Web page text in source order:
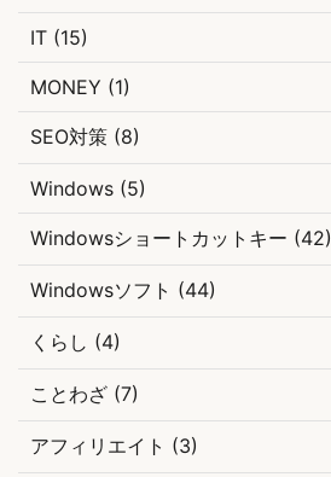
IT (15)
MONEY (1)
SEO対策 (8)
Windows (5)
Windowsショートカットキー (42)
Windowsソフト (44)
くらし (4)
ことわざ (7)
アフィリエイト (3)